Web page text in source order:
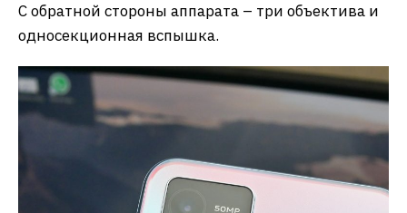
С обратной стороны аппарата – три объектива и
односекционная вспышка.